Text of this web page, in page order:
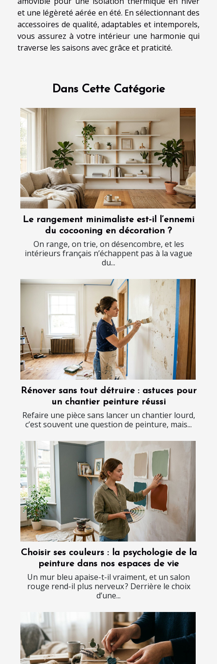
et une légèreté aérée en été. En sélectionnant des
accessoires de qualité, adaptables et intemporels,
vous assurez à votre intérieur une harmonie qui
traverse les saisons avec grâce et praticité.
Dans Cette Catégorie
Le rangement minimaliste est-il l’ennemi
du cocooning en décoration ?
On range, on trie, on désencombre, et les
intérieurs français n’échappent pas à la vague
du...
Rénover sans tout détruire : astuces pour
un chantier peinture réussi
Refaire une pièce sans lancer un chantier lourd,
c’est souvent une question de peinture, mais...
Choisir ses couleurs : la psychologie de la
peinture dans nos espaces de vie
Un mur bleu apaise-t-il vraiment, et un salon
rouge rend-il plus nerveux ? Derrière le choix
d’une...